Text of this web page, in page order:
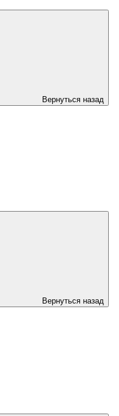
Вернуться назад
Вернуться назад